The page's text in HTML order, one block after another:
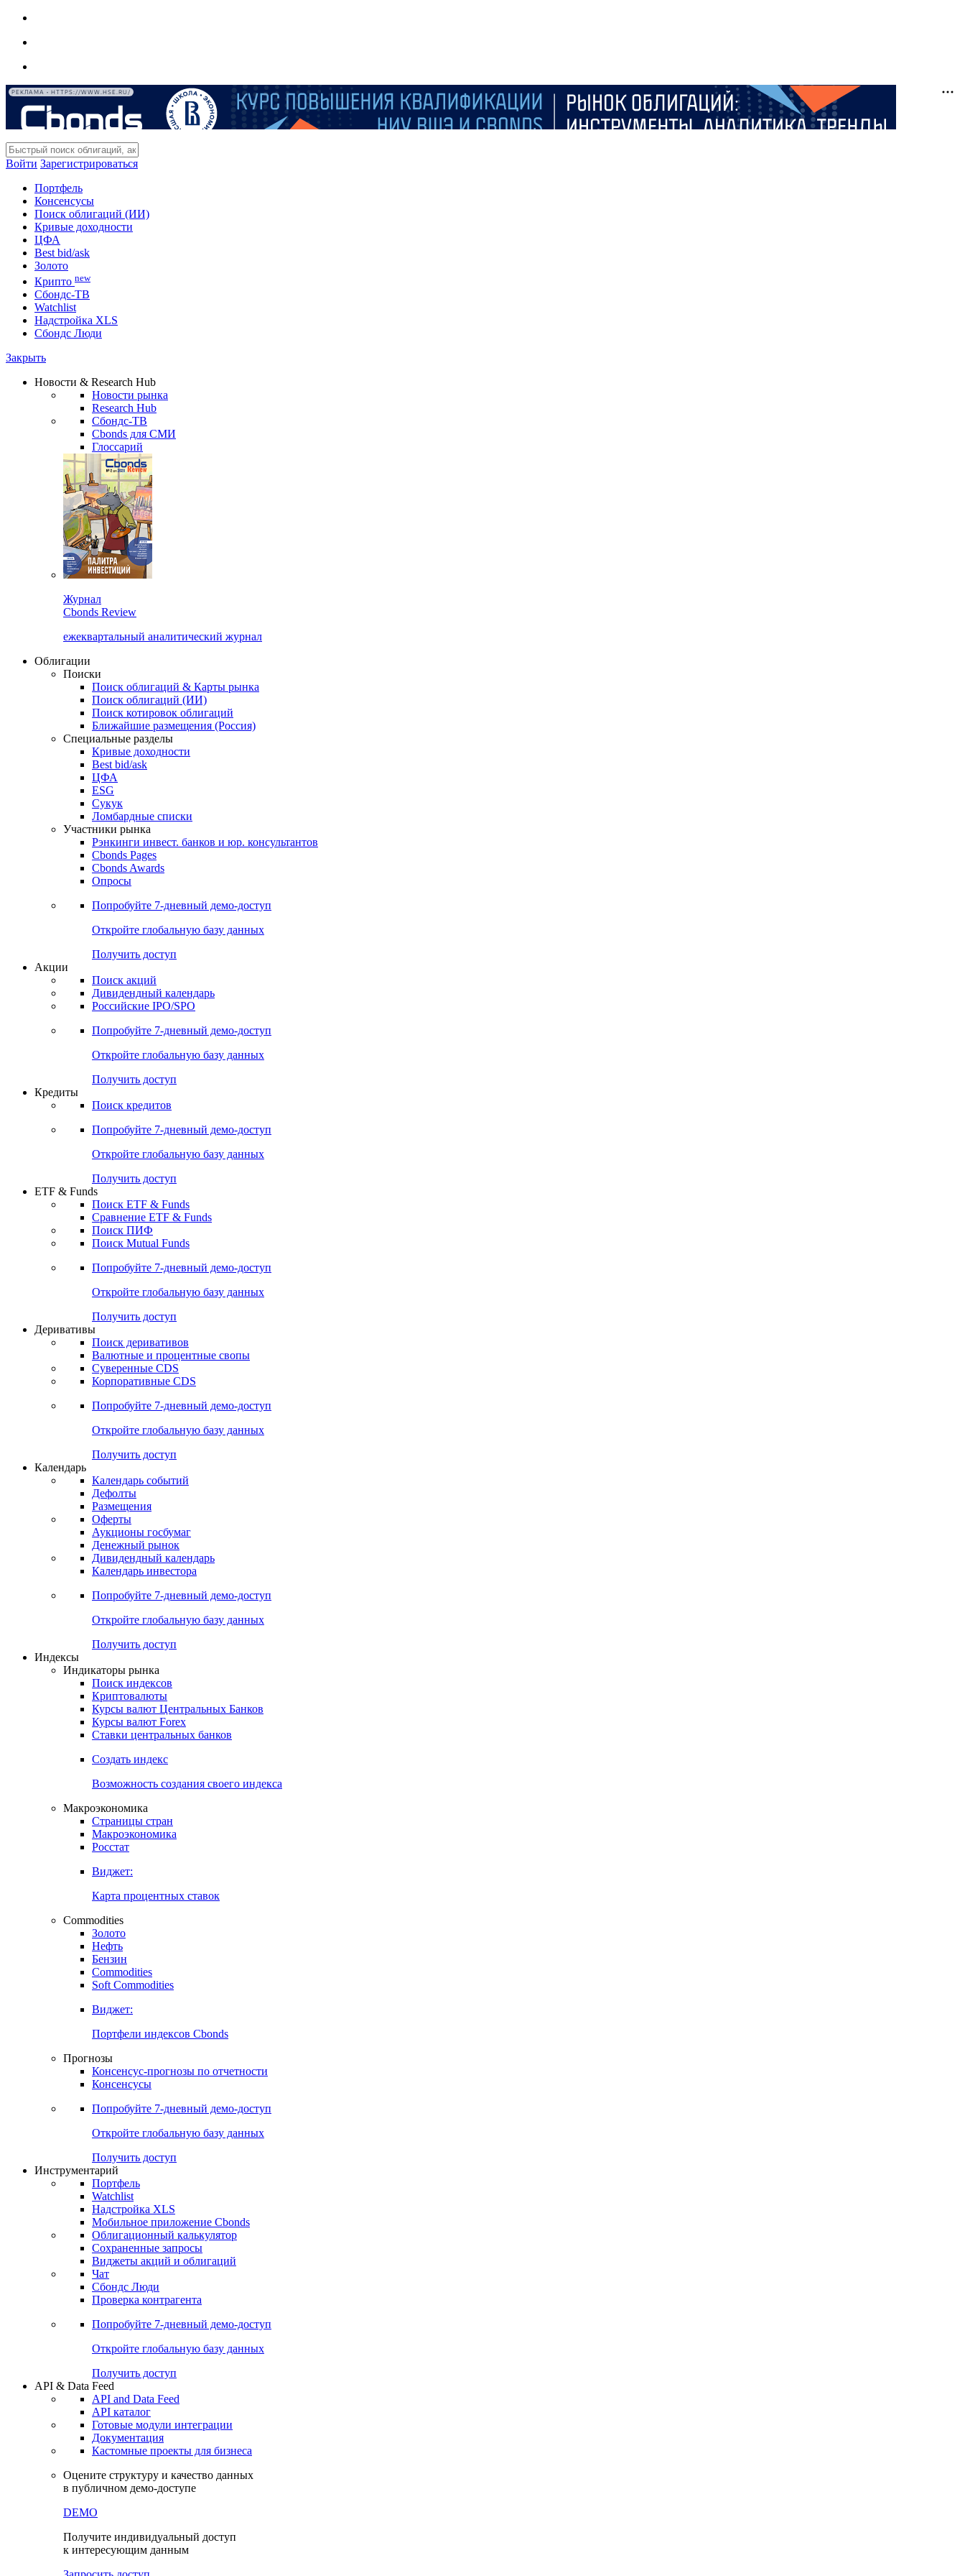
РЕКЛАМА • HTTPS://WWW.HSE.RU/
Войти Зарегистрироваться
Портфель
Консенсусы
Поиск облигаций (ИИ)
Кривые доходности
ЦФА
Best bid/ask
Золото
Крипто new
Сбондс-ТВ
Watchlist
Надстройка XLS
Сбондс Люди
Закрыть
Новости & Research Hub
Новости рынка
Research Hub
Сбондс-ТВ
Cbonds для СМИ
Глоссарий
Журнал
Cbonds Review
ежеквартальный аналитический журнал
Облигации
Поиски
Поиск облигаций & Карты рынка
Поиск облигаций (ИИ)
Поиск котировок облигаций
Ближайшие размещения (Россия)
Специальные разделы
Кривые доходности
Best bid/ask
ЦФА
ESG
Сукук
Ломбардные списки
Участники рынка
Рэнкинги инвест. банков и юр. консультантов
Cbonds Pages
Cbonds Awards
Опросы
Попробуйте 7-дневный демо-доступ
Откройте глобальную базу данных
Получить доступ
Акции
Поиск акций
Дивидендный календарь
Российские IPO/SPO
Попробуйте 7-дневный демо-доступ
Откройте глобальную базу данных
Получить доступ
Кредиты
Поиск кредитов
Попробуйте 7-дневный демо-доступ
Откройте глобальную базу данных
Получить доступ
ETF & Funds
Поиск ETF & Funds
Сравнение ETF & Funds
Поиск ПИФ
Поиск Mutual Funds
Попробуйте 7-дневный демо-доступ
Откройте глобальную базу данных
Получить доступ
Деривативы
Поиск деривативов
Валютные и процентные свопы
Суверенные CDS
Корпоративные CDS
Попробуйте 7-дневный демо-доступ
Откройте глобальную базу данных
Получить доступ
Календарь
Календарь событий
Дефолты
Размещения
Оферты
Аукционы госбумаг
Денежный рынок
Дивидендный календарь
Календарь инвестора
Попробуйте 7-дневный демо-доступ
Откройте глобальную базу данных
Получить доступ
Индексы
Индикаторы рынка
Поиск индексов
Криптовалюты
Курсы валют Центральных Банков
Курсы валют Forex
Ставки центральных банков
Создать индекс
Возможность создания своего индекса
Макроэкономика
Страницы стран
Макроэкономика
Росстат
Виджет:
Карта процентных ставок
Commodities
Золото
Нефть
Бензин
Commodities
Soft Commodities
Виджет:
Портфели индексов Cbonds
Прогнозы
Консенсус-прогнозы по отчетности
Консенсусы
Попробуйте 7-дневный демо-доступ
Откройте глобальную базу данных
Получить доступ
Инструментарий
Портфель
Watchlist
Надстройка XLS
Мобильное приложение Cbonds
Облигационный калькулятор
Сохраненные запросы
Виджеты акций и облигаций
Чат
Сбондс Люди
Проверка контрагента
Попробуйте 7-дневный демо-доступ
Откройте глобальную базу данных
Получить доступ
API & Data Feed
API and Data Feed
API каталог
Готовые модули интеграции
Документация
Кастомные проекты для бизнеса
Оцените структуру и качество данных
в публичном демо-доступе
DEMO
Получите индивидуальный доступ
к интересующим данным